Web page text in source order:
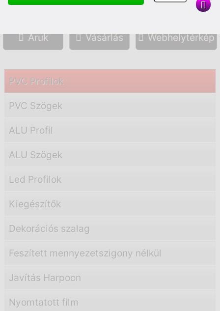
Áruk Vásárlás Webhelytérkép
PVC Profilok
PVC Szögek
ALU Profil
ALU Szögek
Led Profilok
Kiegészítők
Dekorációs szalag
Feszített mennyezetszigony nélkül
Javítás Harpoon
Nyomtatott film